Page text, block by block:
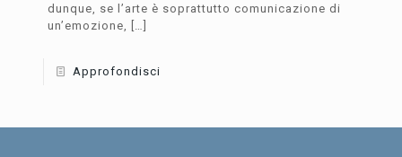
dunque, se l’arte è soprattutto comunicazione di
un’emozione,
[…]
Approfondisci